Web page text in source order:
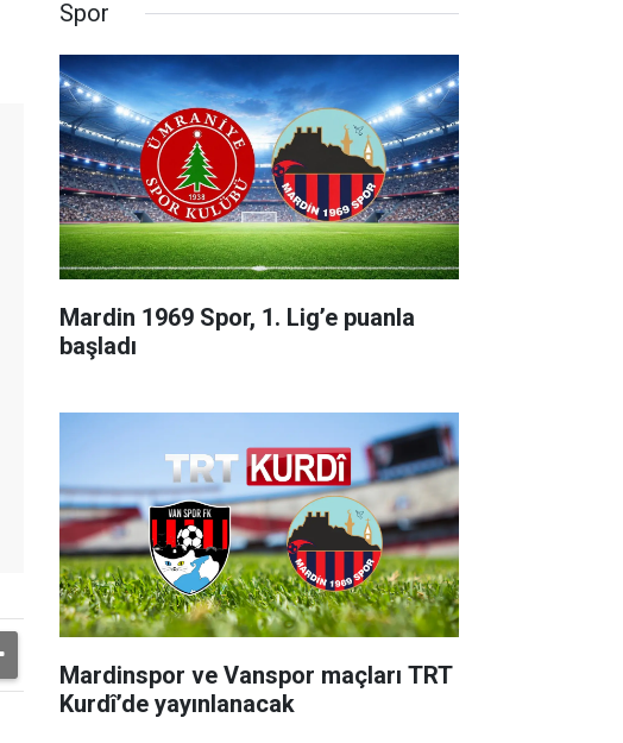
Spor
Mardin 1969 Spor, 1. Lig’e puanla
başladı
Mardinspor ve Vanspor maçları TRT
Kurdî’de yayınlanacak